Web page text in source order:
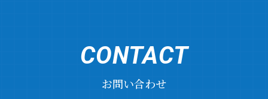
CONTACT
お問い合わせ